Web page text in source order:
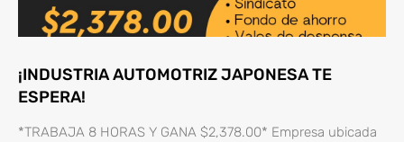
¡INDUSTRIA AUTOMOTRIZ JAPONESA TE
ESPERA!
*TRABAJA 8 HORAS Y GANA $2,378.00* Empresa ubicada